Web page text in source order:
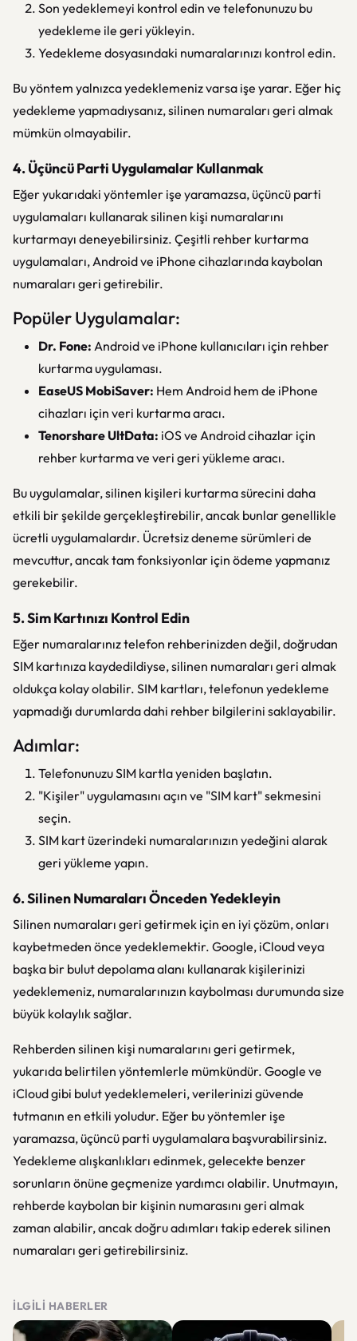
Son yedeklemeyi kontrol edin ve telefonunuzu bu
yedekleme ile geri yükleyin.
Yedekleme dosyasındaki numaralarınızı kontrol edin.
Bu yöntem yalnızca yedeklemeniz varsa işe yarar. Eğer hiç
yedekleme yapmadıysanız, silinen numaraları geri almak
mümkün olmayabilir.
4. Üçüncü Parti Uygulamalar Kullanmak
Eğer yukarıdaki yöntemler işe yaramazsa, üçüncü parti
uygulamaları kullanarak silinen kişi numaralarını
kurtarmayı deneyebilirsiniz. Çeşitli rehber kurtarma
uygulamaları, Android ve iPhone cihazlarında kaybolan
numaraları geri getirebilir.
Popüler Uygulamalar:
Dr. Fone: Android ve iPhone kullanıcıları için rehber
kurtarma uygulaması.
EaseUS MobiSaver: Hem Android hem de iPhone
cihazları için veri kurtarma aracı.
Tenorshare UltData: iOS ve Android cihazlar için
rehber kurtarma ve veri geri yükleme aracı.
Bu uygulamalar, silinen kişileri kurtarma sürecini daha
etkili bir şekilde gerçekleştirebilir, ancak bunlar genellikle
ücretli uygulamalardır. Ücretsiz deneme sürümleri de
mevcuttur, ancak tam fonksiyonlar için ödeme yapmanız
gerekebilir.
5. Sim Kartınızı Kontrol Edin
Eğer numaralarınız telefon rehberinizden değil, doğrudan
SIM kartınıza kaydedildiyse, silinen numaraları geri almak
oldukça kolay olabilir. SIM kartları, telefonun yedekleme
yapmadığı durumlarda dahi rehber bilgilerini saklayabilir.
Adımlar:
Telefonunuzu SIM kartla yeniden başlatın.
"Kişiler" uygulamasını açın ve "SIM kart" sekmesini
seçin.
SIM kart üzerindeki numaralarınızın yedeğini alarak
geri yükleme yapın.
6. Silinen Numaraları Önceden Yedekleyin
Silinen numaraları geri getirmek için en iyi çözüm, onları
kaybetmeden önce yedeklemektir. Google, iCloud veya
başka bir bulut depolama alanı kullanarak kişilerinizi
yedeklemeniz, numaralarınızın kaybolması durumunda size
büyük kolaylık sağlar.
Rehberden silinen kişi numaralarını geri getirmek,
yukarıda belirtilen yöntemlerle mümkündür. Google ve
iCloud gibi bulut yedeklemeleri, verilerinizi güvende
tutmanın en etkili yoludur. Eğer bu yöntemler işe
yaramazsa, üçüncü parti uygulamalara başvurabilirsiniz.
Yedekleme alışkanlıkları edinmek, gelecekte benzer
sorunların önüne geçmenize yardımcı olabilir. Unutmayın,
rehberde kaybolan bir kişinin numarasını geri almak
zaman alabilir, ancak doğru adımları takip ederek silinen
numaraları geri getirebilirsiniz.
İLGILI HABERLER